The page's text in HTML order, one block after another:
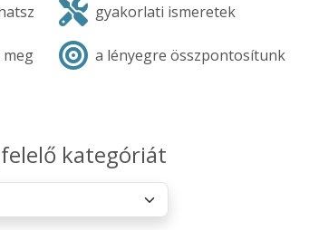
gyakorlati ismeretek
a lényegre összpontosítunk
kategóriát